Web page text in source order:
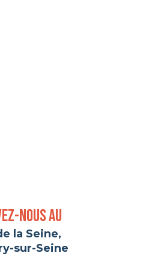
nous au
la Seine,
sur-Seine